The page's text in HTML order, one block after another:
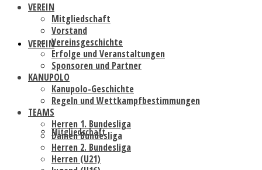
VEREIN
Mitgliedschaft
VEREIN
Mitgliedschaft
Vorstand
Vereinsgeschichte
Erfolge und Veranstaltungen
Sponsoren und Partner
KANUPOLO
Kanupolo-Geschichte
Regeln und Wettkampfbestimmungen
TEAMS
Herren 1. Bundesliga
Damen Bundesliga
Herren 2. Bundesliga
Herren (U21)